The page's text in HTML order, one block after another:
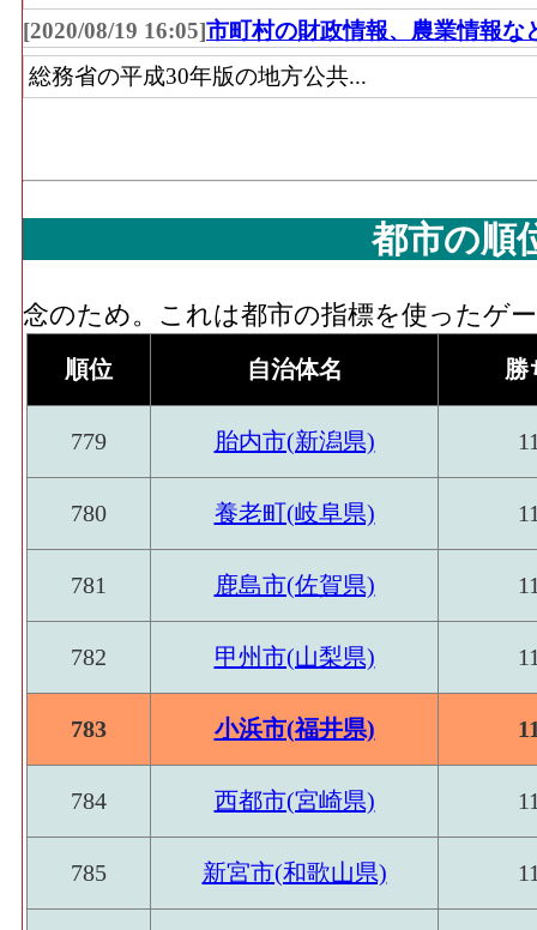
品を販売用に実際に使用する売場の延床面
無店舗･年間商品販売額[百万円](2016)：「
問販売、自動販売機、他)」 の事業所にお
：「無店舗小売
[2020/08/19 16:05]市町村の財政情報、農業情報な
総務省の平成30年版の地方公共...
都市の順
念のため。これは都市の指標を使ったゲ
順位 自治体名 勝
779 胎内市(新潟県)
780 養老町(岐阜県)
781 鹿島市(佐賀県)
782 甲州市(山梨県)
783 小浜市(福井県)
784 西都市(宮崎県)
785 新宮市(和歌山県)